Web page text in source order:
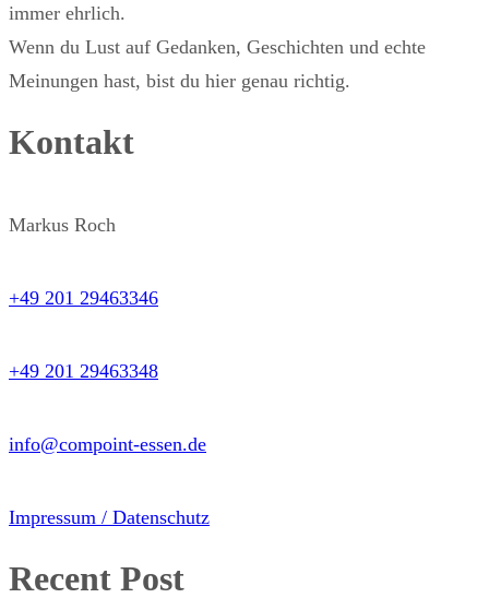
immer ehrlich.
Wenn du Lust auf Gedanken, Geschichten und echte
Meinungen hast, bist du hier genau richtig.
Kontakt
Markus Roch
+49 201 29463346
+49 201 29463348
info@compoint-essen.de
Impressum / Datenschutz
Recent Post